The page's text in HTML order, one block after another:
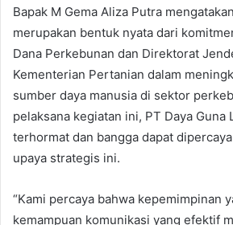
Bapak M Gema Aliza Putra
merupakan bentuk nyata dari
Dana Perkebunan dan Direktorat
Kementerian Pertanian dalam
sumber daya manusia di sektor
pelaksana kegiatan ini, PT Daya Guna
terhormat dan bangga dapat
upaya strategis ini.
“Kami percaya bahwa kepemimpinan
kemampuan komunikasi yang efektif